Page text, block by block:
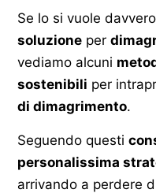
Se lo si vuole
soluzione per
vediamo alcuni
sostenibili per
di dimagrimento.
Seguendo questi
personalissima
arrivando a perdere